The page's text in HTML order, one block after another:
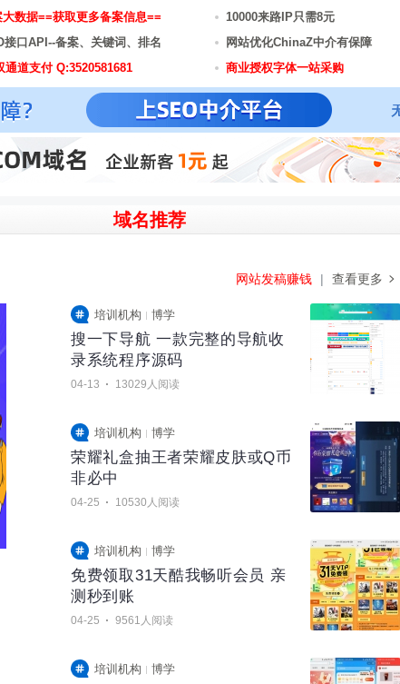
大数据==获取更多备案信息==
接口API--备案、关键词、排名
通道支付 Q:3520581681
10000来路IP只需8元
网站优化ChinaZ中介有保障
商业授权字体一站采购
域名推荐
网站发稿赚钱 | 查看更多
培训机构 博学
搜一下导航 一款完整的导航收
录系统程序源码
04-13 · 13029人阅读
培训机构 博学
荣耀礼盒抽王者荣耀皮肤或Q币
非必中
04-25 · 10530人阅读
培训机构 博学
免费领取31天酷我畅听会员 亲
测秒到账
04-25 · 9561人阅读
培训机构 博学